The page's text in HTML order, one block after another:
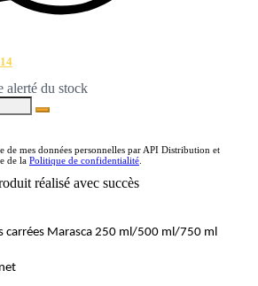
alerté du stock
de mes données personnelles par API Distribution et
de la Politique de confidentialité
réalisé avec succès
carrées Marasca 250 ml/500 ml/750 ml